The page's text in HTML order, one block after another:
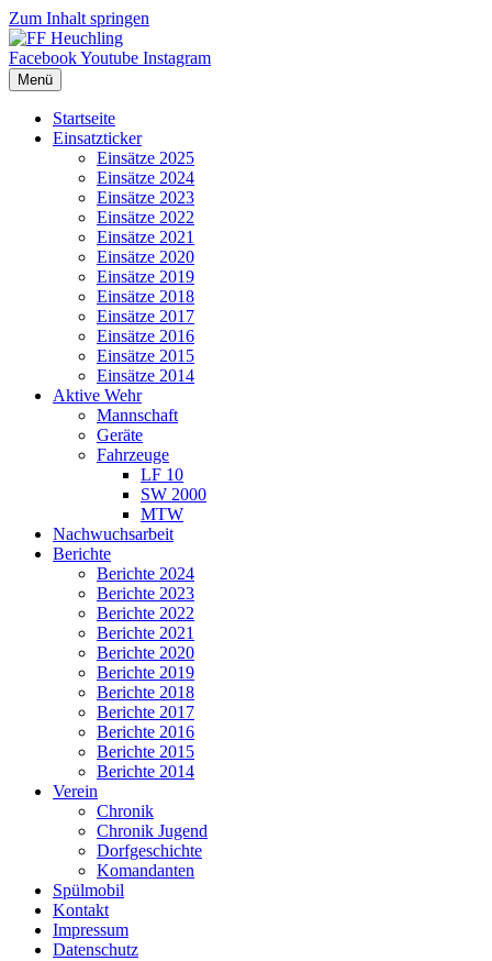
Zum Inhalt springen
FacebookYoutube Instagram
Menü
Startseite
Einsatzticker
Einsätze 2025
Einsätze 2024
Einsätze 2023
Einsätze 2022
Einsätze 2021
Einsätze 2020
Einsätze 2019
Einsätze 2018
Einsätze 2017
Einsätze 2016
Einsätze 2015
Einsätze 2014
Aktive Wehr
Mannschaft
Geräte
Fahrzeuge
LF 10
SW 2000
MTW
Nachwuchsarbeit
Berichte
Berichte 2024
Berichte 2023
Berichte 2022
Berichte 2021
Berichte 2020
Berichte 2019
Berichte 2018
Berichte 2017
Berichte 2016
Berichte 2015
Berichte 2014
Verein
Chronik
Chronik Jugend
Dorfgeschichte
Komandanten
Spülmobil
Kontakt
Impressum
Datenschutz